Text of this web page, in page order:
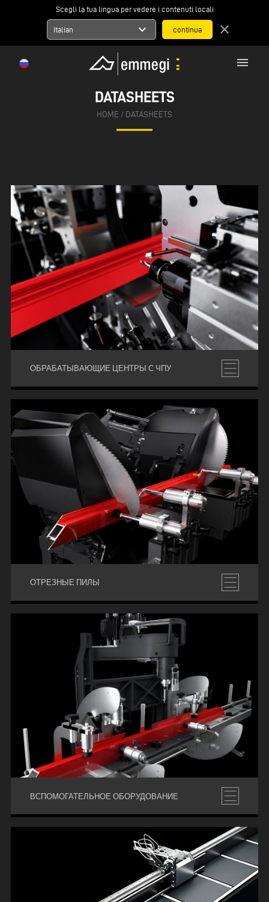
Scegli la tua lingua per vedere i contenuti locali
Italian expand_more close
menu
DATASHEETS
HOME / DATASHEETS
ОБРАБАТЫВАЮЩИЕ ЦЕНТРЫ С ЧПУ
ОТРЕЗНЫЕ ПИЛЫ
ВСПОМОГАТЕЛЬНОЕ ОБОРУДОВАНИЕ